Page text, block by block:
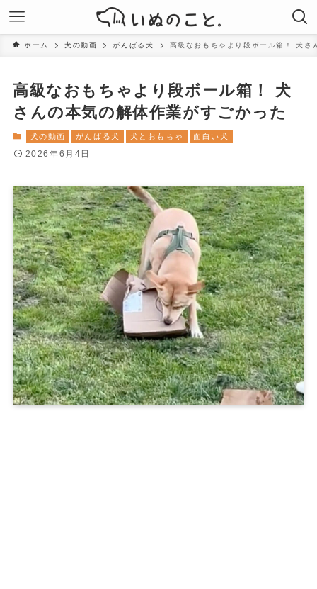
ホーム 犬の動画 がんばる犬 高級なおもちゃより段ボール箱！ 犬さ
高級なおもちゃより段ボール箱！ 犬
さんの本気の解体作業がすごかった
犬の動画 がんばる犬 犬とおもちゃ 面白い犬
2026年6月4日